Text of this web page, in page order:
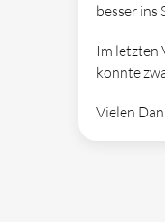
besser ins
Im letzten
konnte
Vielen